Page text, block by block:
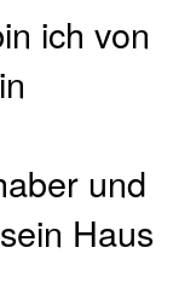
ich von
und
Haus